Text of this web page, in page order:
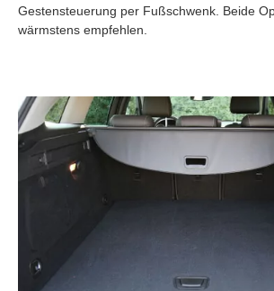
Gestensteuerung per Fußschwenk. Beide
wärmstens empfehlen.